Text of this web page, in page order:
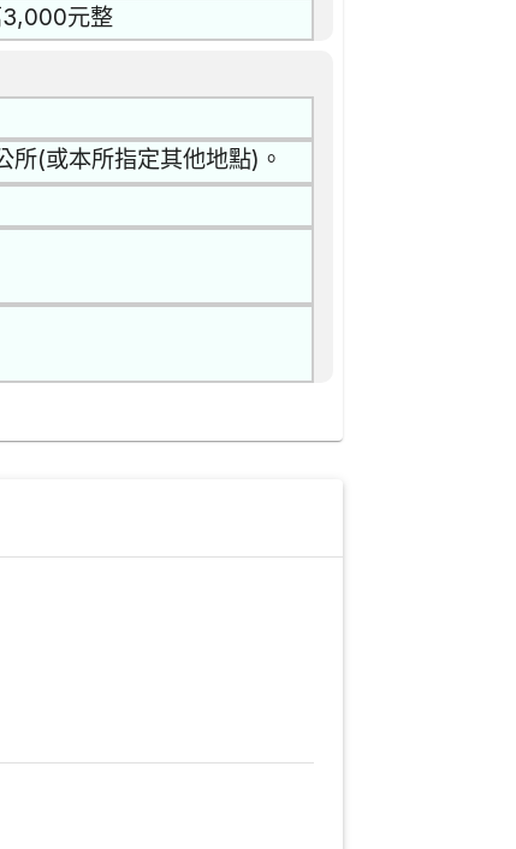
3,000元整
所(或本所指定其他地點)。